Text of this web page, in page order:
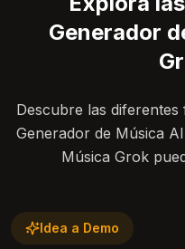
Generador
Descubre las
Generador de Música
Música Grok
Idea a Demo